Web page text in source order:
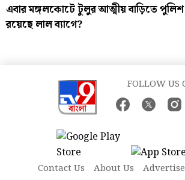
এবার মঙ্গলকোটে টুলুর আত্মীয় বাড়িতে
রয়েছে লাল ব্যাগে?
FOLLOW US
Contact Us About Us